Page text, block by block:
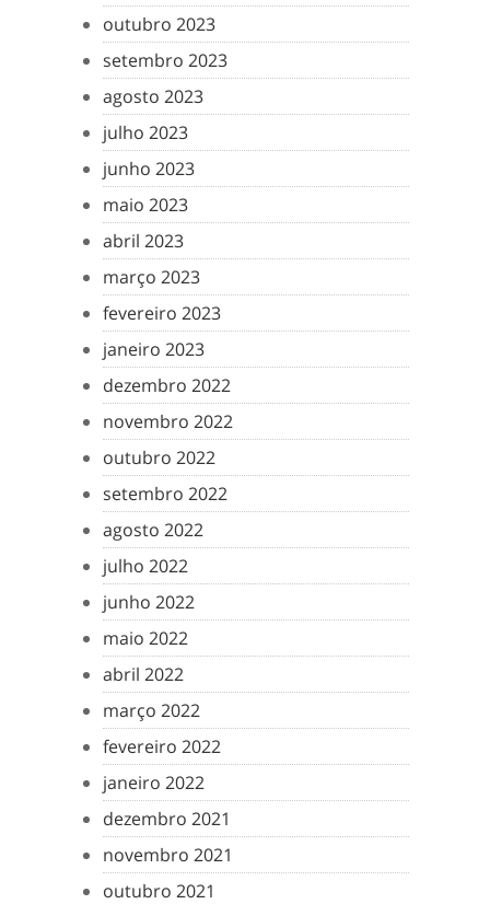
outubro 2023
setembro 2023
agosto 2023
julho 2023
junho 2023
maio 2023
abril 2023
março 2023
fevereiro 2023
janeiro 2023
dezembro 2022
novembro 2022
outubro 2022
setembro 2022
agosto 2022
julho 2022
junho 2022
maio 2022
abril 2022
março 2022
fevereiro 2022
janeiro 2022
dezembro 2021
novembro 2021
outubro 2021